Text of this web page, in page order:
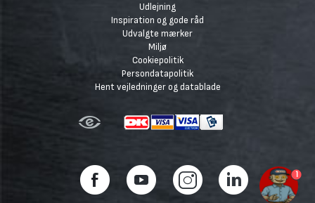
Udlejning
Inspiration og gode råd
Udvalgte mærker
Miljø
Cookiepolitik
Persondatapolitik
Hent vejledninger og datablade
1